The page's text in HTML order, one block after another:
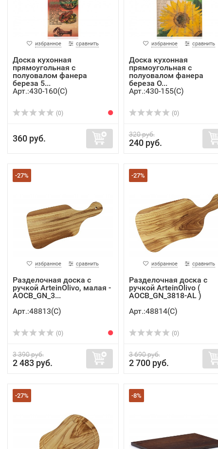
избранное сравнить
Доска кухонная
прямоугольная с
полуовалом фанера
береза 5...
Арт.:430-160(C)
(0)
360 руб.
избранное сравнить
Доска кухонная
прямоугольная с
полуовалом фанера
береза О...
Арт.:430-155(C)
(0)
320 руб.
240 руб.
-27%
избранное сравнить
Разделочная доска с
ручкой ArteinOlivo, малая -
AOCB_GN_3...
Арт.:48813(C)
(0)
3 390 руб.
2 483 руб.
-27%
избранное сравнить
Разделочная доска с
ручкой ArteinOlivo (
AOCB_GN_3818-AL )
Арт.:48814(C)
(0)
3 690 руб.
2 700 руб.
-27% -8%